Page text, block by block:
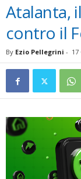
Atalanta,
contro il
By Ezio Pellegrini - 17